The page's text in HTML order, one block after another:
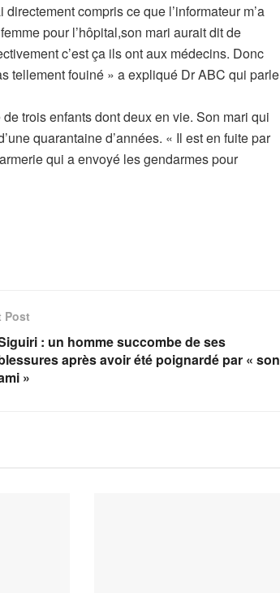
compris ce que l’informateur m’a
pour l’hôpital,son mari aurait dit de
c’est ça ils ont aux médecins. Donc
tellement fouiné » a expliqué Dr ABC qui parle
trois enfants dont deux en vie. Son mari qui
quarantaine d’années. « Il est en fuite par
qui a envoyé les gendarmes pour
Post
: un homme succombe de ses
après avoir été poignardé par « son
»